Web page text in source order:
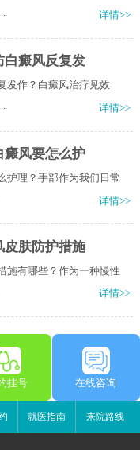
详情>>
白癜风反复发
发作？白癜风治疗见效
详情>>
癜风要怎么护
护理？手部作为我们日常
详情>>
皮肤防护措施
施有哪些？作为一种慢性
详情>>
挂号 在线咨询
就医指南 来院路线